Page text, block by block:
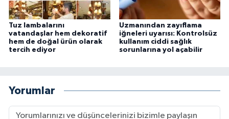
Tuz lambalarını
vatandaşlar hem dekoratif
hem de doğal ürün olarak
tercih ediyor
Uzmanından zayıflama
iğneleri uyarısı: Kontrolsüz
kullanım ciddi sağlık
sorunlarına yol açabilir
Yorumlar